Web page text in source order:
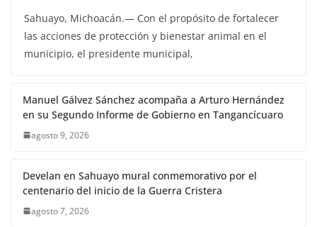
Sahuayo, Michoacán.— Con el propósito de fortalecer
las acciones de protección y bienestar animal en el
municipio, el presidente municipal,
Manuel Gálvez Sánchez acompaña a Arturo Hernández
en su Segundo Informe de Gobierno en Tangancícuaro
agosto 9, 2026
Develan en Sahuayo mural conmemorativo por el
centenario del inicio de la Guerra Cristera
agosto 7, 2026